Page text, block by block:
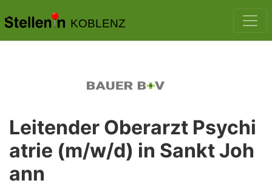
KOBLENZ
Leitender Oberarzt Psychi
atrie (m/w/d) in Sankt Joh
ann